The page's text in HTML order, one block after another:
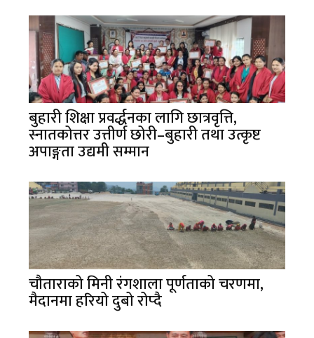
बुहारी शिक्षा प्रवर्द्धनका लागि छात्रवृत्ति,
स्नातकोत्तर उत्तीर्ण छोरी–बुहारी तथा उत्कृष्ट
अपाङ्गता उद्यमी सम्मान
चौताराको मिनी रंगशाला पूर्णताको चरणमा,
मैदानमा हरियो दुबो रोप्दै